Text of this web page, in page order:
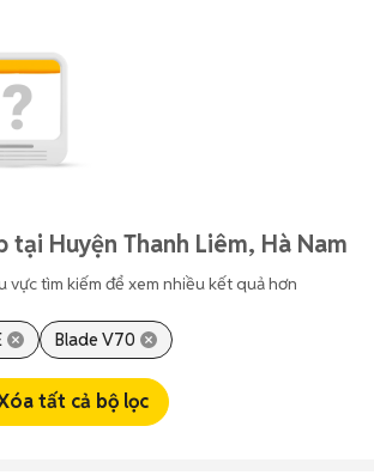
Huyện Thanh Liêm, Hà Nam
tìm kiếm để xem nhiều kết quả hơn
Blade V70
tất cả bộ lọc